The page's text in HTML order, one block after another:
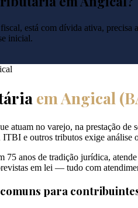
está com dívida ativa,
inicial.
emAngical(
atuam no varejo, na prestação
e outros tributos exige
75 anos de tradição jurídica,
em lei — tudo com
para